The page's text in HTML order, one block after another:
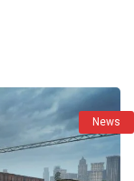
News